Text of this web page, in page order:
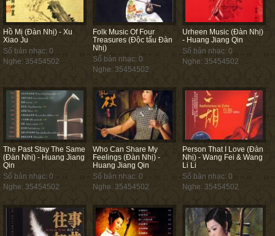
Hồ Mị (Đàn Nhị) - Xu
Xiao Ju
Số bản nhạc: 0
Nghe: 35454502
Folk Music Of Four
Treasures (Độc tấu Đàn
Nhị)
Số bản nhạc: 0
Nghe: 35454502
Urheen Music (Đàn Nhị)
- Huang Jiang Qin
Số bản nhạc: 0
Nghe: 35454502
The Past Stay The Same
(Đàn Nhị) - Huang Jiang
Qin
Số bản nhạc: 0
Nghe: 35454502
Who Can Share My
Feelings (Đàn Nhị) -
Huang Jiang Qin
Số bản nhạc: 0
Nghe: 35454502
Person That I Love (Đàn
Nhị) - Wang Fei & Wang
Li Li
Số bản nhạc: 0
Nghe: 35454502